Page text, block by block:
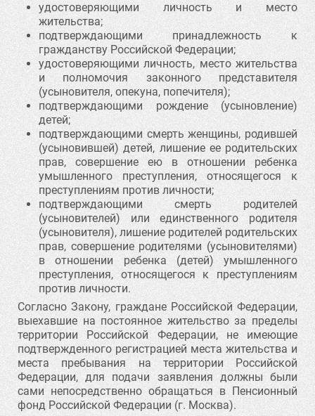
удостоверяющими личность и место
жительства;
подтверждающими принадлежность к
гражданству Российской Федерации;
удостоверяющими личность, место жительства
и полномочия законного представителя
(усыновителя, опекуна, попечителя);
подтверждающими рождение (усыновление)
детей;
подтверждающими смерть женщины, родившей
(усыновившей) детей, лишение ее родительских
прав, совершение ею в отношении ребенка
умышленного преступления, относящегося к
преступлениям против личности;
подтверждающими смерть родителей
(усыновителей) или единственного родителя
(усыновителя), лишение родителей родительских
прав, совершение родителями (усыновителями)
в отношении ребенка (детей) умышленного
преступления, относящегося к преступлениям
против личности.
Согласно Закону, граждане Российской Федерации,
выехавшие на постоянное жительство за пределы
территории Российской Федерации, не имеющие
подтвержденного регистрацией места жительства и
места пребывания на территории Российской
Федерации, для подачи заявления должны были
сами непосредственно обращаться в Пенсионный
фонд Российской Федерации (г. Москва).